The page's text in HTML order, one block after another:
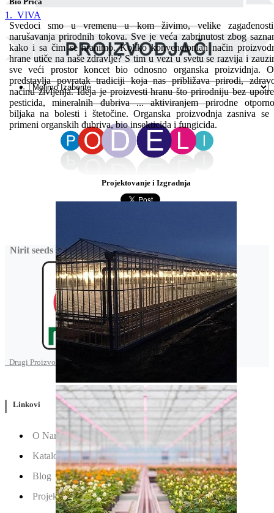
Svedoci smo u vremenu u kom živimo, velike
narušavanja prirodnih tokova. Sve je veća zabrinutost zbog
kako i sa čim se hranimo. Koliko konvencionlan način
hrane utiče na naše zdravlje? S tim u vezi u svetu se razvija i
sve veći prostor koncet bio odnosno organska proizvidnja.
predstavlja povratak tradiciji koja nas približava prirodi,
načinu življenja. Ideja je proizvesti hranu što prirodniju bez
pesticida, mineralnih đubriva ... aktiviranjem prirodne
biljaka na bolesti i štetočine. Organska proizvodnja zasniva se
primeni organskih đubriva, bio insekticida i fungicida.
Projektovanje i Izgradnja
1. VIVA
Nirit seeds
Drugi Proizvodi od Nirit seeds
Linkovi
O Nama
Katalozi
Blog
Projektovanje / Izgradnja